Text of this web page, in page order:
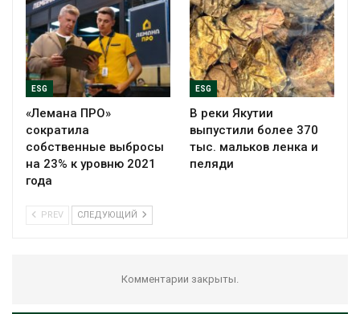
ESG
«Лемана ПРО»
сократила
собственные выбросы
на 23% к уровню 2021
года
ESG
В реки Якутии
выпустили более 370
тыс. мальков ленка и
пеляди
PREV СЛЕДУЮЩИЙ
Комментарии закрыты.